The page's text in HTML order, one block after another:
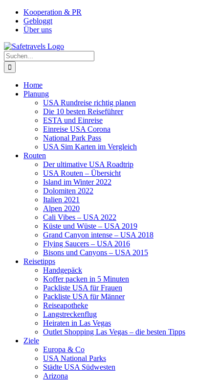
Zum
Inhalt
springen
Facebook
Instagram
YouTube
PinterestKooperation & PR
Gebloggt
Über uns
Suche
nach:
Home
Planung
USA Rundreise richtig planen
Die 10 besten Reiseführer
ESTA und Einreise
Einreise USA Corona
National Park Pass
USA Sim Karten im Vergleich
Routen
Der ultimative USA Roadtrip
USA Routen – Übersicht
Island im Winter 2022
Dolomiten 2022
Italien 2021
Alpen 2020
Cali Vibes – USA 2022
Küste und Wüste – USA 2019
Grand Canyon intense – USA 2018
Flying Saucers – USA 2016
Bisons und Canyons – USA 2015
Reisetipps
Handgepäck
Koffer packen in 5 Minuten
Packliste USA für Frauen
Packliste USA für Männer
Reiseapotheke
Langstreckenflug
Heiraten in Las Vegas
Outlet Shopping Las Vegas – die besten Tipps
Ziele
Europa & Co
USA National Parks
Städte USA Südwesten
Arizona